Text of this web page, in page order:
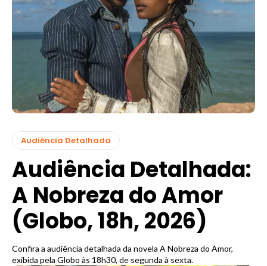
Audiência Detalhada
Audiência Detalhada:
A Nobreza do Amor
(Globo, 18h, 2026)
Confira a audiência detalhada da novela A Nobreza do Amor,
exibida pela Globo às 18h30, de segunda à sexta.